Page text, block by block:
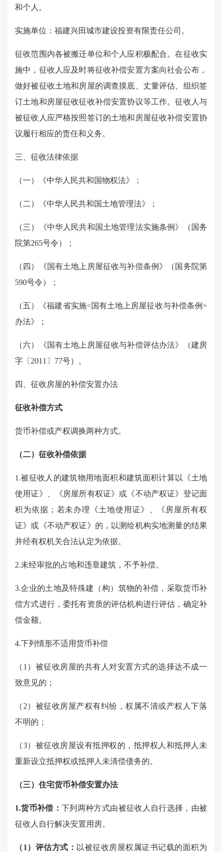
和个人。
实施单位：福建兴田城市建设投资有限责任公司。
征收范围内各被搬迁单位和个人应积极配合。在征收实
施中，征收人应及时将征收补偿安置方案向社会公布，
做好被征收土地和房屋的调查摸底、丈量评估、组织签
订土地和房屋征收征收补偿安置协议等工作。征收人与
被征收人应严格按照签订的土地和房屋征收补偿安置协
议履行相应的责任和义务。
三、征收法律依据
（一）《中华人民共和国物权法》；
（二）《中华人民共和国土地管理法》；
（三）《中华人民共和国土地管理法实施条例》（国务
院第265号令）；
（四）《国有土地上房屋征收与补偿条例》（国务院第
590号令）；
（五）《福建省实施<国有土地上房屋征收与补偿条例>
办法》；
（六）《国有土地上房屋征收与补偿评估办法》（建房
字 〔 2011〕77号）。
四、征收房屋的补偿安置办法
征收补偿方式
货币补偿或产权调换两种方式。
（二）征收补偿依据
1.被征收人的建筑物用地面积和建筑面积计算以《土地
使用证》、《房屋所有权证》或《不动产权证》登记面
积为依据；若未办理《土地使用证》、《房屋所有权
证》或《不动产权证》的，以测绘机构实地测量的结果
并经有权机关合法认定为依据。
2.未经审批的占地和违章建筑，不予补偿。
3.企业的土地及特殊建（构）筑物的补偿，采取货币补
偿方式进行，委托有资质的评估机构进行评估，确定补
偿金额。
4.下列情形不适用货币补偿
（ 1）被征收房屋的共有人对安置方式的选择达不成一
致意见的；
（ 2）被征收房屋产权有纠纷，权属不清或产权人下落
不明的；
（3）被征收房屋设有抵押权的，抵押权人和抵押人未
重新设立抵押权或抵押人未清偿债务的。
（三）住宅货币补偿安置办法
1.货币补偿：下列两种方式由被征收人自行选择，由被
征收人自行解决安置用房。
（1）评估方式： 以被征收房屋权属证书记载的面积为